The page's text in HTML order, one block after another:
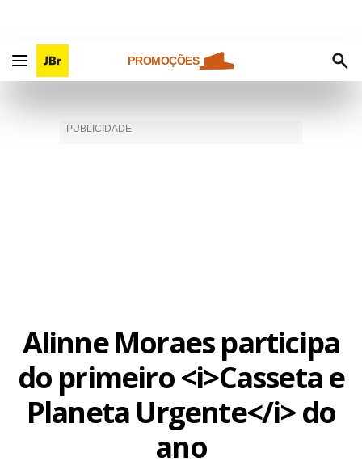
PROMOÇÕES
Alinne Moraes participa
do primeiro <i>Casseta e
Planeta Urgente</i> do
ano